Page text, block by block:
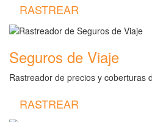
RASTREAR
Seguros de Viaje
Rastreador de precios y coberturas
RASTREAR